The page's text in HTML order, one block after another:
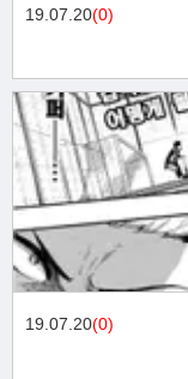
19.07.20(0)
19.07.20(0)